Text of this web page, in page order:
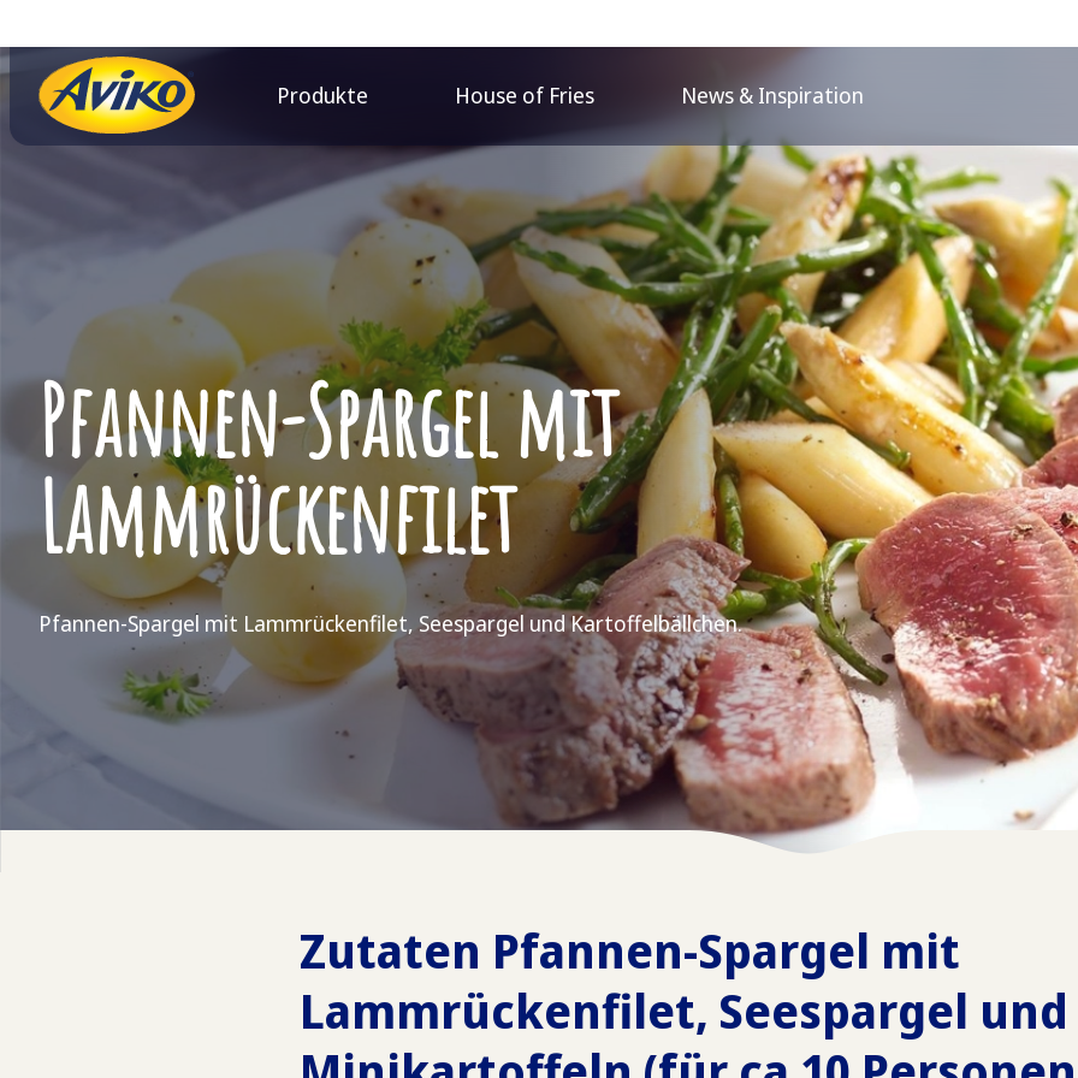
Produkte House of Fries News & Inspiration
Pfannen-Spargel mit
Lammrückenfilet
Pfannen-Spargel mit Lammrückenfilet, Seespargel und Kartoffelbällchen.
Zutaten Pfannen-Spargel mit
Lammrückenfilet, Seespargel und